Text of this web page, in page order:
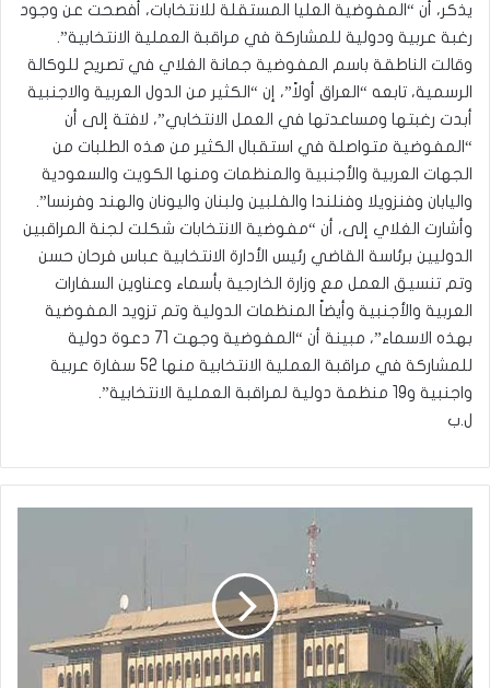
يذكر، أن “المفوضية العليا المستقلة للانتخابات، أفصحت عن وجود
رغبة عربية ودولية للمشاركة في مراقبة العملية الانتخابية”.
وقالت الناطقة باسم المفوضية جمانة الغلاي في تصريح للوكالة
الرسمية، تابعه “العراق أولاً”، إن “الكثير من الدول العربية والاجنبية
أبدت رغبتها ومساعدتها في العمل الانتخابي”، لافتة إلى أن
“المفوضية متواصلة في استقبال الكثير من هذه الطلبات من
الجهات العربية والأجنبية والمنظمات ومنها الكويت والسعودية
واليابان وفنزويلا وفنلندا والفلبين ولبنان واليونان والهند وفرنسا”.
وأشارت الغلاي إلى، أن “مفوضية الانتخابات شكلت لجنة المراقبين
الدوليين برئاسة القاضي رئيس الأدارة الانتخابية عباس فرحان حسن
وتم تنسيق العمل مع وزارة الخارجية بأسماء وعناوين السفارات
العربية والأجنبية وأيضاً المنظمات الدولية وتم تزويد المفوضية
بهذه الاسماء”، مبينة أن “المفوضية وجهت 71 دعوة دولية
للمشاركة في مراقبة العملية الانتخابية منها 52 سفارة عربية
واجنبية و19 منظمة دولية لمراقبة العملية الانتخابية”.
ل.ب
بلدانهم